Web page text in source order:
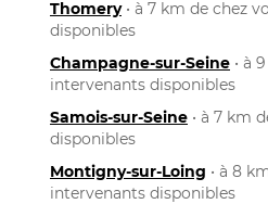
Thomery• à 7 km de chez
disponibles
Champagne-sur-Seine • à
intervenants disponibles
Samois-sur-Seine • à 7 km
disponibles
Montigny-sur-Loing • à 8
intervenants disponibles